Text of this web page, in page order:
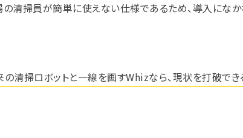
の清掃員が簡単に使えない仕様であるため、導入にな
の清掃ロボットと一線を画すWhizなら、現状を打破でき